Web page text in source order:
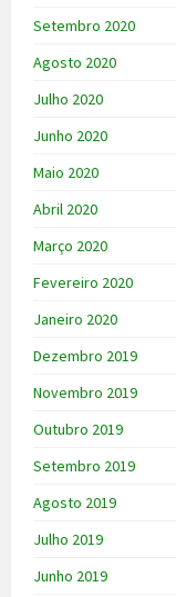
Setembro 2020
Agosto 2020
Julho 2020
Junho 2020
Maio 2020
Abril 2020
Março 2020
Fevereiro 2020
Janeiro 2020
Dezembro 2019
Novembro 2019
Outubro 2019
Setembro 2019
Agosto 2019
Julho 2019
Junho 2019